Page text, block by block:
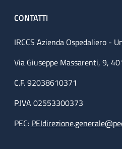
CONTATTI
IRCCS Azienda Ospedaliero -
Via Giuseppe Massarenti, 9,
C.F. 92038610371
P.IVA 02553300373
PEC: